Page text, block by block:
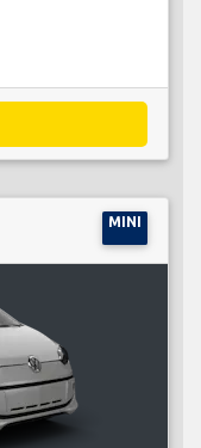
MINI